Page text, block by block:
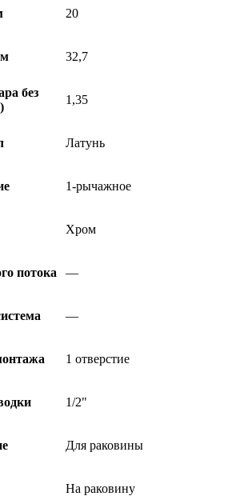
20
32,7
без
1,35
Латунь
1-рычажное
Хром
потока —
—
1 отверстие
1/2"
Для раковины
На раковину